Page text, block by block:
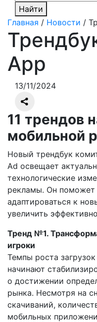
Найти
Главная / Новости /
App
13/11/2024
11 трендов
мобильной
Новый трендбук
Ad освещает
технологические
рекламы. Он поможет
адаптироваться к
увеличить
Тренд №1.
игроки
Темпы роста
начинают
о достижении
рынка. Несмотря на
скачиваний,
мобильных